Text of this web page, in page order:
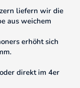
liefern wir die
aus weichem
erhöht sich
direkt im 4er